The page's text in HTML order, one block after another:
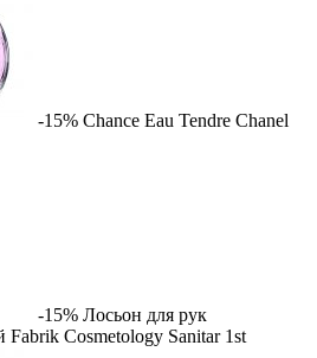
-15% Chance Eau Tendre Chanel
-15% Лосьон для рук
Fabrik Cosmetology Sanitar 1st